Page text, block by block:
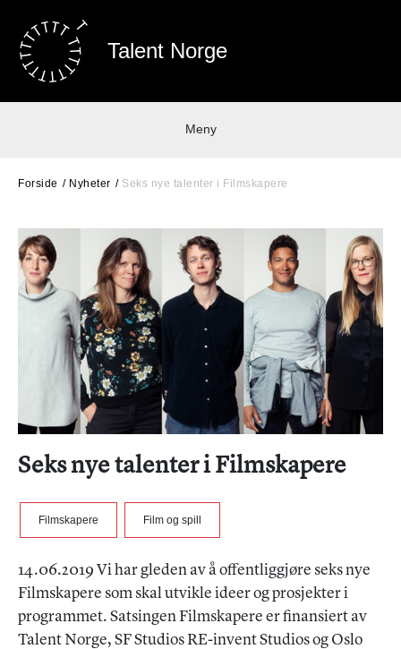
Talent Norge
Meny
Forside Nyheter Seks nye talenter i Filmskapere
Seks nye talenter i Filmskapere
Filmskapere Film og spill
14.06.2019 Vi har gleden av å offentliggjøre seks nye
Filmskapere som skal utvikle ideer og prosjekter i
programmet. Satsingen Filmskapere er finansiert av
Talent Norge, SF Studios RE-invent Studios og Oslo